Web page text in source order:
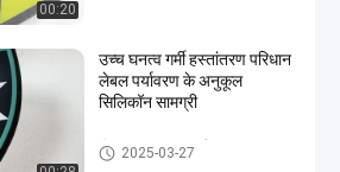
00:20
उच्च घनत्व गर्मी हस्तांतरण परिधान
लेबल पर्यावरण के अनुकूल
सिलिकॉन सामग्री
हीट ट्रांसफर वस्त्र लेबल
2025-03-27